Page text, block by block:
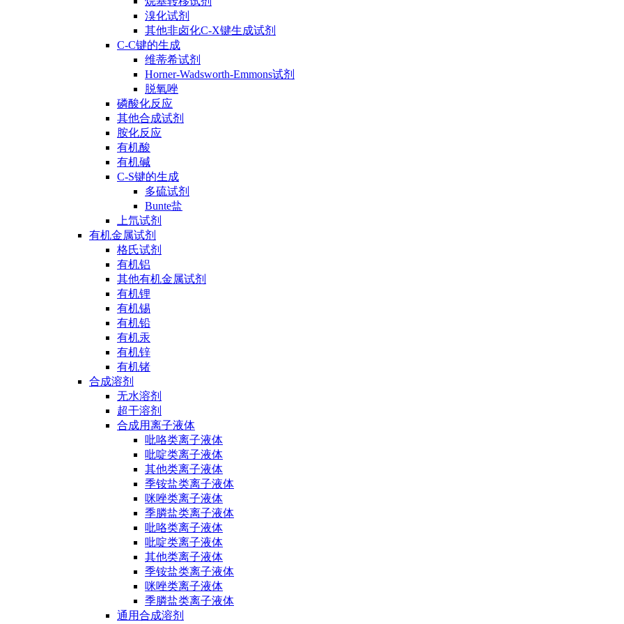
溴化试剂
其他非卤化C-X键生成试剂
C-C键的生成
维蒂希试剂
Horner-Wadsworth-Emmons试剂
脱氧唑
磷酸化反应
其他合成试剂
胺化反应
有机酸
有机碱
C-S键的生成
多硫试剂
Bunte盐
上氘试剂
有机金属试剂
格氏试剂
有机铝
其他有机金属试剂
有机锂
有机锡
有机铅
有机汞
有机锌
有机锗
合成溶剂
无水溶剂
超干溶剂
合成用离子液体
吡咯类离子液体
吡啶类离子液体
其他类离子液体
季铵盐类离子液体
咪唑类离子液体
季膦盐类离子液体
吡咯类离子液体
吡啶类离子液体
其他类离子液体
季铵盐类离子液体
咪唑类离子液体
季膦盐类离子液体
通用合成溶剂